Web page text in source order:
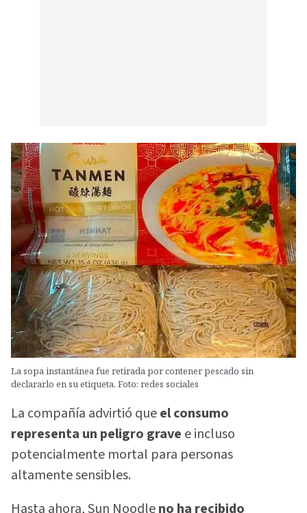
La sopa instantánea fue retirada por contener pescado sin
declararlo en su etiqueta. Foto: redes sociales
La compañía advirtió queel consumo
representa un peligro grave e incluso
potencialmente mortal para personas
altamente sensibles.
Hasta ahora, Sun Noodleno ha recibido